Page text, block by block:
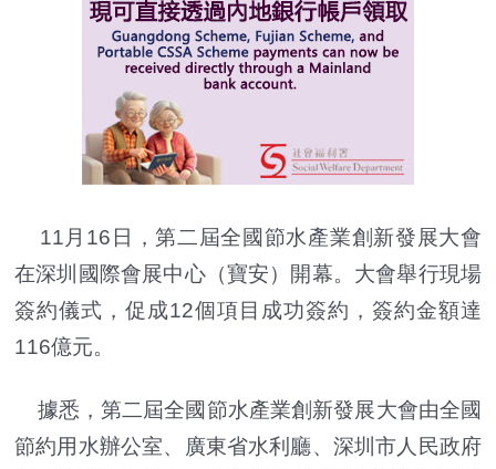
11月16日，第二屆全國節水產業創新發展大會
在深圳國際會展中心（寶安）開幕。大會舉行現場
簽約儀式，促成12個項目成功簽約，簽約金額達
116億元。
據悉，第二屆全國節水產業創新發展大會由全國
節約用水辦公室、廣東省水利廳、深圳市人民政府